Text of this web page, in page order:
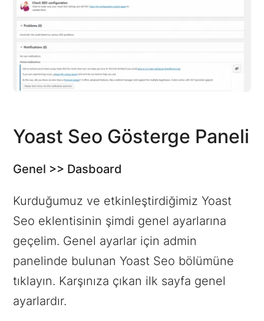
Yoast Seo Gösterge Paneli
Genel >> Dasboard
Kurduğumuz ve etkinleştirdiğimiz Yoast
Seo eklentisinin şimdi genel ayarlarına
geçelim. Genel ayarlar için admin
panelinde bulunan Yoast Seo bölümüne
tıklayın. Karşınıza çıkan ilk sayfa genel
ayarlardır.